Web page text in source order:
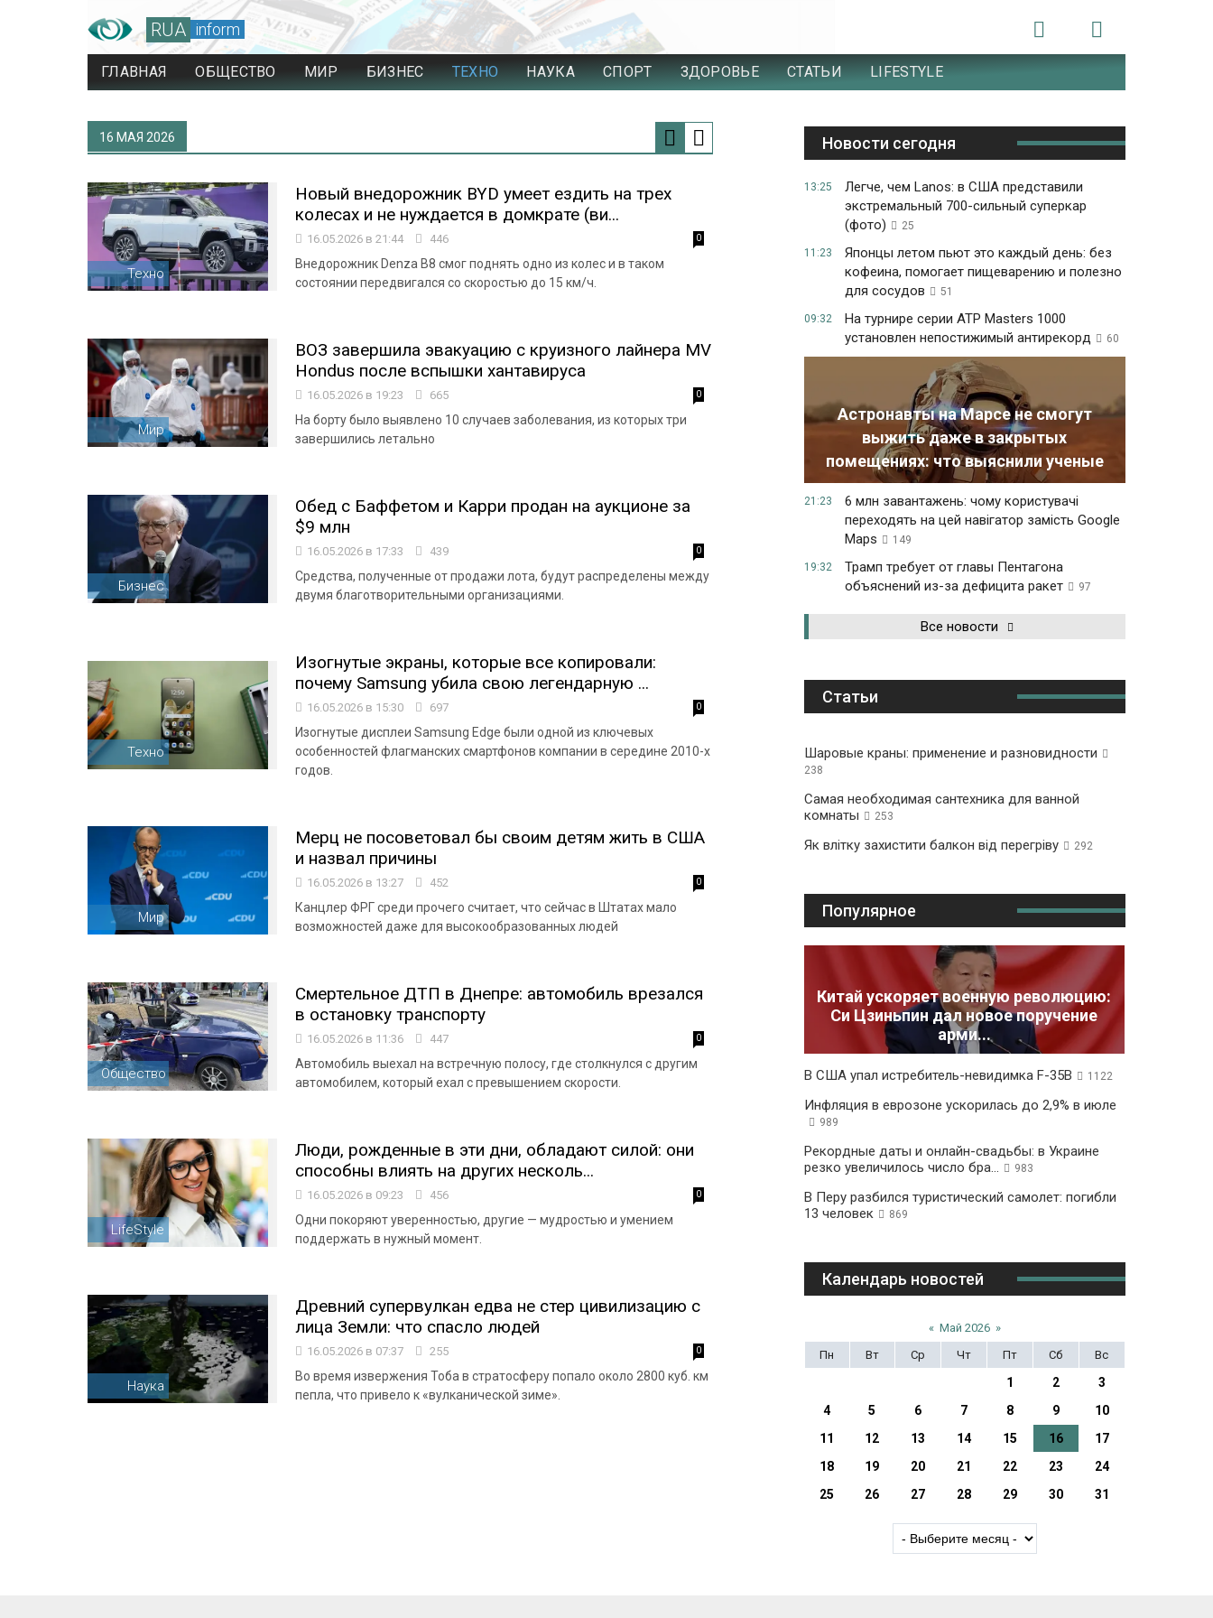
RUA inform
ГЛАВНАЯ ОБЩЕСТВО МИР БИЗНЕС ТЕХНО НАУКА СПОРТ ЗДОРОВЬЕ СТАТЬИ LIFESTYLE
16 МАЯ 2026
Техно
Новый внедорожник BYD умеет ездить на трех
колесах и не нуждается в домкрате (ви...
16.05.2026 в 21:44 446 0
Внедорожник Denza B8 смог поднять одно из колес и в таком
состоянии передвигался со скоростью до 15 км/ч.
Мир
ВОЗ завершила эвакуацию с круизного лайнера MV
Hondus после вспышки хантавируса
16.05.2026 в 19:23 665 0
На борту было выявлено 10 случаев заболевания, из которых три
завершились летально
Бизнес
Обед с Баффетом и Карри продан на аукционе за
$9 млн
16.05.2026 в 17:33 439 0
Средства, полученные от продажи лота, будут распределены между
двумя благотворительными организациями.
Техно
Изогнутые экраны, которые все копировали:
почему Samsung убила свою легендарную ...
16.05.2026 в 15:30 697 0
Изогнутые дисплеи Samsung Edge были одной из ключевых
особенностей флагманских смартфонов компании в середине 2010-х
годов.
Мир
Мерц не посоветовал бы своим детям жить в США
и назвал причины
16.05.2026 в 13:27 452 0
Канцлер ФРГ среди прочего считает, что сейчас в Штатах мало
возможностей даже для высокообразованных людей
Общество
Смертельное ДТП в Днепре: автомобиль врезался
в остановку транспорту
16.05.2026 в 11:36 447 0
Автомобиль выехал на встречную полосу, где столкнулся с другим
автомобилем, который ехал с превышением скорости.
LifeStyle
Люди, рожденные в эти дни, обладают силой: они
способны влиять на других несколь...
16.05.2026 в 09:23 456 0
Одни покоряют уверенностью, другие — мудростью и умением
поддержать в нужный момент.
Наука
Древний супервулкан едва не стер цивилизацию с
лица Земли: что спасло людей
16.05.2026 в 07:37 255 0
Во время извержения Тоба в стратосферу попало около 2800 куб. км
пепла, что привело к «вулканической зиме».
Новости сегодня
13:25
Легче, чем Lanos: в США представили
экстремальный 700-сильный суперкар
(фото)
25
11:23
Японцы летом пьют это каждый день: без
кофеина, помогает пищеварению и полезно
для сосудов
51
09:32
На турнире серии ATP Masters 1000
установлен непостижимый антирекорд
60
Астронавты на Марсе не смогут
выжить даже в закрытых
помещениях: что выяснили ученые
21:23
6 млн завантажень: чому користувачі
переходять на цей навігатор замість Google
Maps
149
19:32
Трамп требует от главы Пентагона
объяснений из-за дефицита ракет
97
Все новости
Статьи
Шаровые краны: применение и разновидности
238
Самая необходимая сантехника для ванной
комнаты
253
Як влітку захистити балкон від перегріву 292
Популярное
Китай ускоряет военную революцию:
Си Цзиньпин дал новое поручение
арми...
В США упал истребитель-невидимка F-35B 1122
Инфляция в еврозоне ускорилась до 2,9% в июле
989
Рекордные даты и онлайн-свадьбы: в Украине
резко увеличилось число бра...
983
В Перу разбился туристический самолет: погибли
13 человек
869
Календарь новостей
« Май 2026 »
Пн
Вт Ср Чт Пт Сб Вс
1 2
3
4
5 6 7 8 9
10
11
12 13 14 15 16
17
18
19 20 21 22 23
24
25
26 27 28 29 30 31